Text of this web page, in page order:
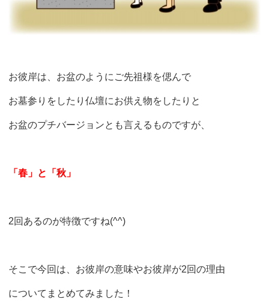
お彼岸は、お盆のようにご先祖様を偲んで
お墓参りをしたり仏壇にお供え物をしたりと
お盆のプチバージョンとも言えるものですが、
「春」と「秋」
2回あるのが特徴ですね(^^)
そこで今回は、お彼岸の意味やお彼岸が2回の理由
についてまとめてみました！